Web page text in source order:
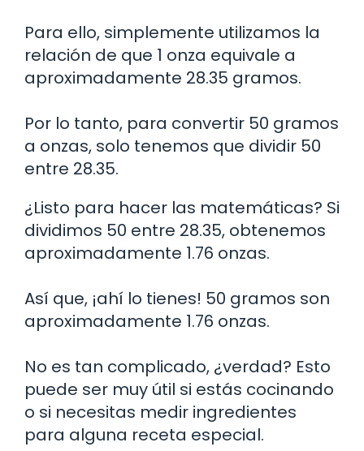
Para ello, simplemente utilizamos la
relación de que 1 onza equivale a
aproximadamente 28.35 gramos.
Por lo tanto, para convertir 50 gramos
a onzas, solo tenemos que dividir 50
entre 28.35.
¿Listo para hacer las matemáticas? Si
dividimos 50 entre 28.35, obtenemos
aproximadamente 1.76 onzas.
Así que, ¡ahí lo tienes! 50 gramos son
aproximadamente 1.76 onzas.
No es tan complicado, ¿verdad? Esto
puede ser muy útil si estás cocinando
o si necesitas medir ingredientes
para alguna receta especial.